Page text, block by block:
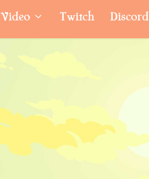
Video Twitch Discord